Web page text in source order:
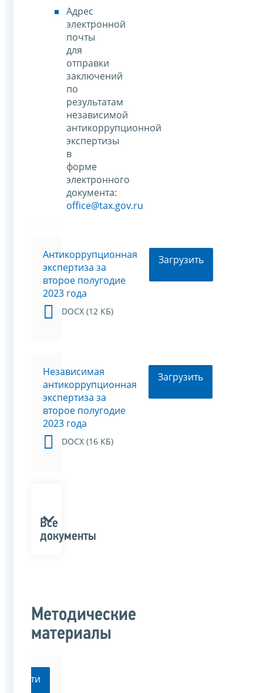
Адрес
электронной
почты
для
отправки
заключений
по
результатам
независимой
антикоррупционной
экспертизы
в
форме
электронного
документа:
office@tax.gov.ru
Антикоррупционная
экспертиза за
второе полугодие
2023 года
DOCX (12 КБ)
Загрузить
Независимая
антикоррупционная
экспертиза за
второе полугодие
2023 года
DOCX (16 КБ)
Загрузить
Все
документы
Методические
материалы
Перейти